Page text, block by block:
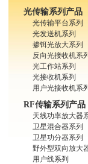
光传输系列产品
光传输平台系列
光发送机系列
掺铒光放大系列
反向光接收机系列
光工作站系列
光接收机系列
用户光接收机系列
RF传输系列产品
天线功率放大器
卫星混合器系列
卫星功分器系列
野外型双向放大
用户线系列